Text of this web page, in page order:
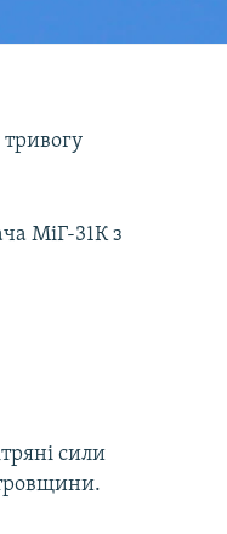
тривогу
МіГ-31К з
сили